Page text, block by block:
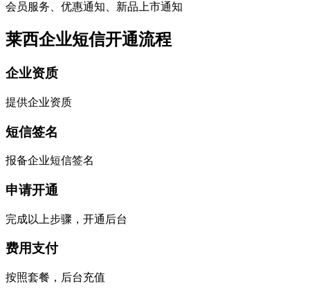
会员服务、优惠通知、新品上市通知
莱西企业短信开通流程
企业资质
提供企业资质
短信签名
报备企业短信签名
申请开通
完成以上步骤，开通后台
费用支付
按照套餐，后台充值